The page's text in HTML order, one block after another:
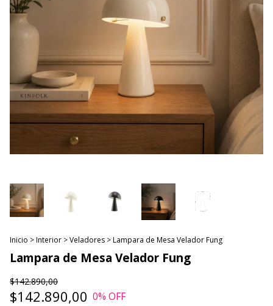
Inicio >Interior >Veladores >Lampara de Mesa Velador Fung
Lampara de Mesa Velador Fung
$142.890,00
$142.890,00 0% OFF